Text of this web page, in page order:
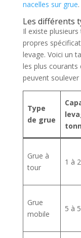
nacelles sur grue.
Les différents
Il existe
propres
levage. Voici un
les plus courants
peuvent soulever
Type
de grue
Grue à
tour
1 à
Grue
mobile
5 à